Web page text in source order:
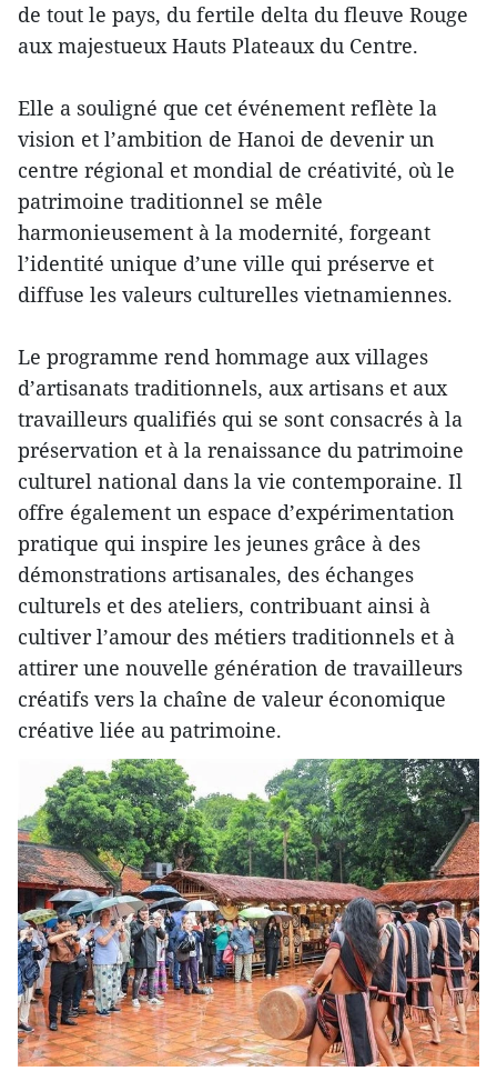
de tout le pays, du fertile delta du fleuve Rouge
aux majestueux Hauts Plateaux du Centre.
Elle a souligné que cet événement reflète la
vision et l’ambition de Hanoi de devenir un
centre régional et mondial de créativité, où le
patrimoine traditionnel se mêle
harmonieusement à la modernité, forgeant
l’identité unique d’une ville qui préserve et
diffuse les valeurs culturelles vietnamiennes.
Le programme rend hommage aux villages
d’artisanats traditionnels, aux artisans et aux
travailleurs qualifiés qui se sont consacrés à la
préservation et à la renaissance du patrimoine
culturel national dans la vie contemporaine. Il
offre également un espace d’expérimentation
pratique qui inspire les jeunes grâce à des
démonstrations artisanales, des échanges
culturels et des ateliers, contribuant ainsi à
cultiver l’amour des métiers traditionnels et à
attirer une nouvelle génération de travailleurs
créatifs vers la chaîne de valeur économique
créative liée au patrimoine.